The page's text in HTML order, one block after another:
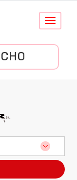
Conmutar